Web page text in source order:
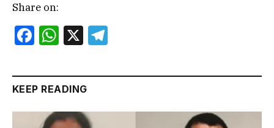
Share on:
Facebook
WhatsApp
X
KEEP READING